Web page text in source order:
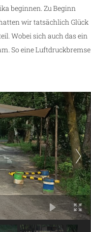
beginnen. Zu Beginn
wir tatsächlich Glück
Wobei sich auch das ein
So eine Luftdruckbremse